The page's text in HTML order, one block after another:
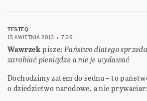
TESTEQ
15 KWIETNIA 2013
7:26
Wawrzekpisze:Państwo dlatego
zarabiać pieniądze a nie je wydawać
Dochodzimy zatem do sedna – to
o dziedzictwo narodowe, a nie